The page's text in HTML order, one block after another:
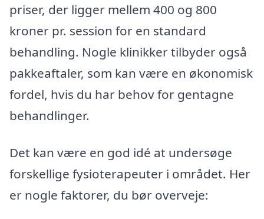
priser, der ligger mellem 400 og 800
kroner pr. session for en standard
behandling. Nogle klinikker tilbyder også
pakkeaftaler, som kan være en økonomisk
fordel, hvis du har behov for gentagne
behandlinger.
Det kan være en god idé at undersøge
forskellige fysioterapeuter i området. Her
er nogle faktorer, du bør overveje: